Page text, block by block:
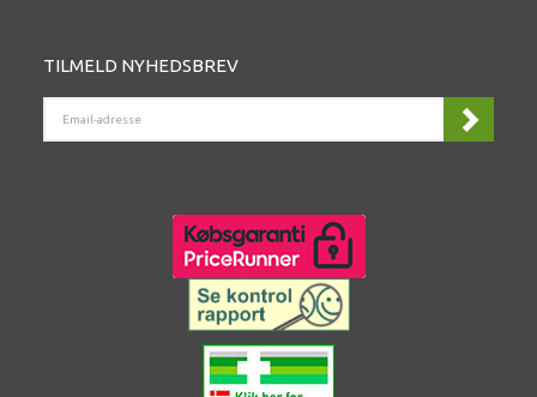
TILMELD NYHEDSBREV
ADRESSE